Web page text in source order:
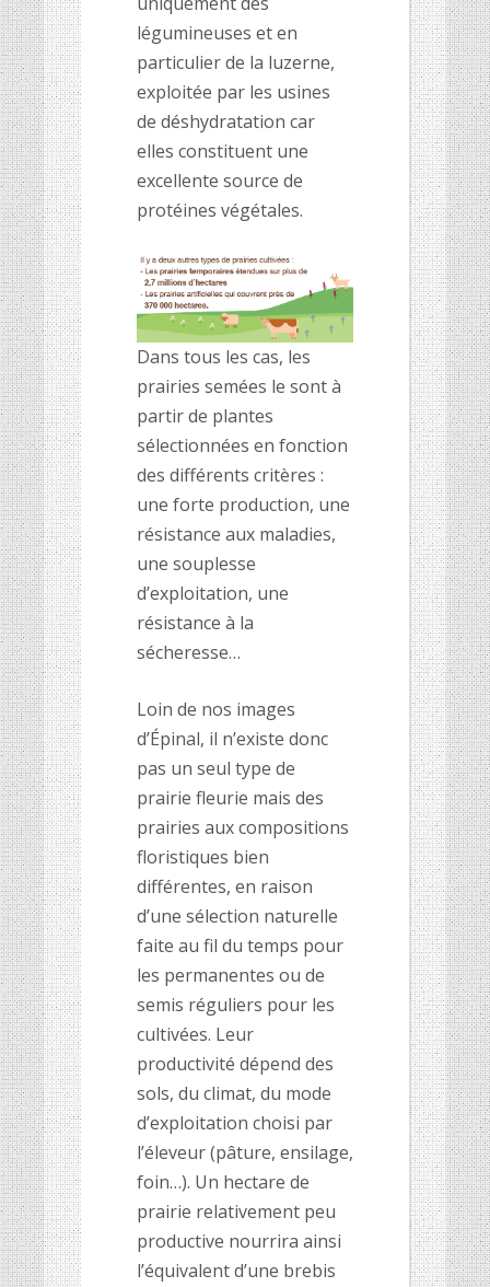
légumineuses et en
particulier de la luzerne,
exploitée par les usines
de déshydratation car
elles constituent une
excellente source de
protéines végétales.
Dans tous les cas, les
prairies semées le sont à
partir de plantes
sélectionnées en fonction
des différents critères :
une forte production, une
résistance aux maladies,
une souplesse
d’exploitation, une
résistance à la
sécheresse…
Loin de nos images
d’Épinal, il n’existe donc
pas un seul type de
prairie fleurie mais des
prairies aux compositions
floristiques bien
différentes, en raison
d’une sélection naturelle
faite au fil du temps pour
les permanentes ou de
semis réguliers pour les
cultivées. Leur
productivité dépend des
sols, du climat, du mode
d’exploitation choisi par
l’éleveur (pâture, ensilage,
foin…). Un hectare de
prairie relativement peu
productive nourrira ainsi
l’équivalent d’une brebis